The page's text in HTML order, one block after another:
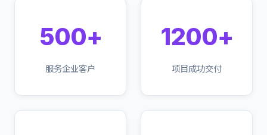
500+
服务企业客户
1200+
项目成功交付